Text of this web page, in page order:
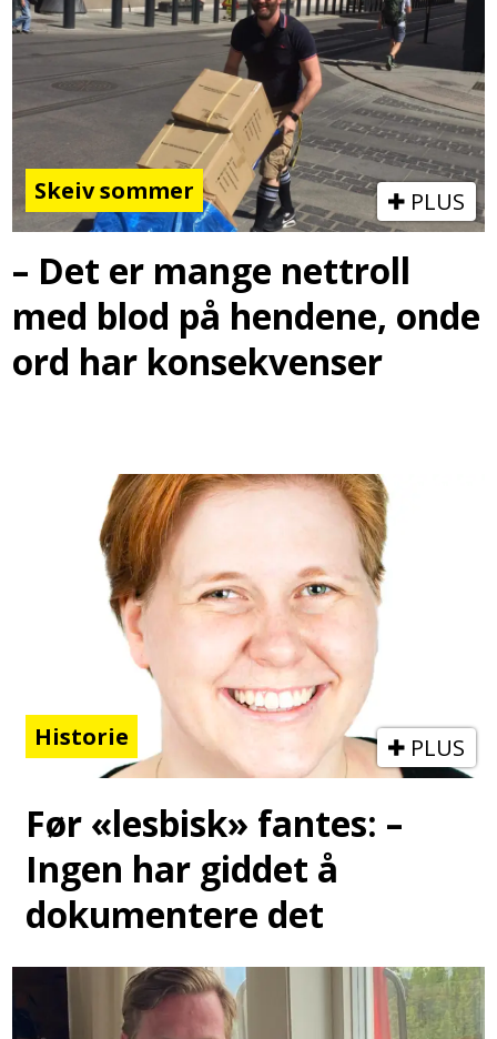
Skeiv sommer PLUS
– Det er mange nettroll
med blod på hendene, onde
ord har konsekvenser
Historie PLUS
Før «lesbisk» fantes: –
Ingen har giddet å
dokumentere det